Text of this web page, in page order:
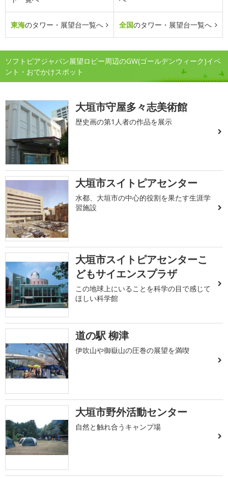
東海のタワー・展望台一覧へ 全国のタワー・展望台一覧へ
ソフトピアジャパン展望ロビー周辺のGW(ゴールデンウィーク)イベ
ント・おでかけスポット
大垣市守屋多々志美術館
歴史画の第1人者の作品を展示
大垣市スイトピアセンター
水都、大垣市の中心的役割を果たす生涯学
習施設
大垣市スイトピアセンターこ
どもサイエンスプラザ
この地球上にいることを科学の目で感じて
ほしい科学館
道の駅 柳津
伊吹山や御嶽山の圧巻の展望を満喫
大垣市野外活動センター
自然と触れ合うキャンプ場